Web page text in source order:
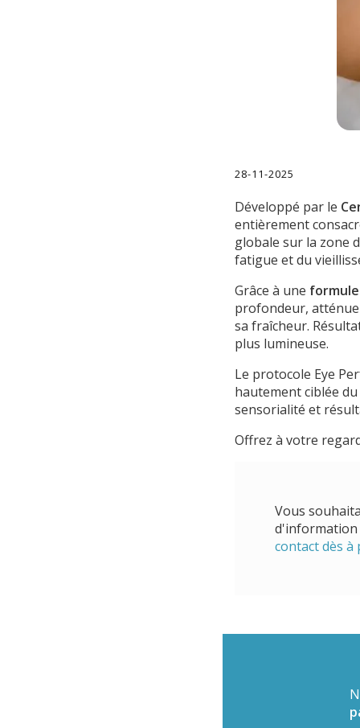
28-11-2025
Développé par le
entièrement
globale sur la zone
fatigue et du
Grâce à une
profondeur, atténue
sa fraîcheur.
plus lumineuse.
Le protocole Eye
hautement ciblée
sensorialité et
Offrez à votre
Vous
contact dès à